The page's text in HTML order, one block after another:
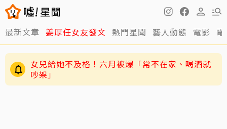
最新文章 姜厚任女友發文 熱門星聞 藝人動態 電影
女兒給她不及格！六月被爆「常不在家、喝酒就
吵架」